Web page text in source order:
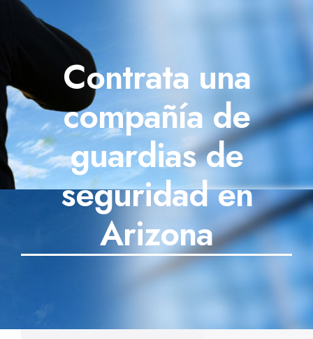
NOSOTROS
GUARDIAS UNIFORMADOS
SECTORES
TECNOLOGÍA
CONTÁCTANOS
Contrata una
compañía de
guardias de
seguridad en
Arizona